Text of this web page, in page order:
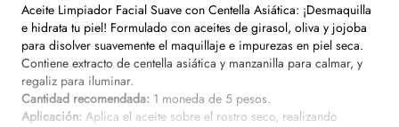
Aceite Limpiador Facial Suave con Centella Asiática: ¡Desmaquilla
e hidrata tu piel! Formulado con aceites de girasol, oliva y jojoba
para disolver suavemente el maquillaje e impurezas en piel seca.
Contiene extracto de centella asiática y manzanilla para calmar, y
regaliz para iluminar.
Cantidad recomendada: 1 moneda de 5 pesos.
Aplicación: Aplica el aceite sobre el rostro seco, realizando